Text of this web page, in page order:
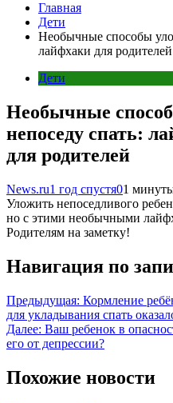
Главная
Дети
Необычные способы
лайфхаки для родителей
Дети
Необычные
непоседу спать:
для родителей
News.ru1 год спустя01
Уложить непоседливого
но с этими необычными
Родителям на заметку!
Навигация по
Предыдущая: Кормление
для укладывания спать
Далее: Ваш ребенок в
его от депрессии?
Похожие новости